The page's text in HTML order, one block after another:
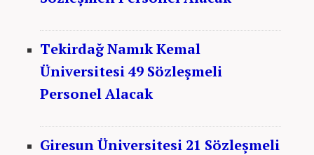
Tekirdağ Namık Kemal
Üniversitesi 49 Sözleşmeli
Personel Alacak
Giresun Üniversitesi 21 Sözleşmeli